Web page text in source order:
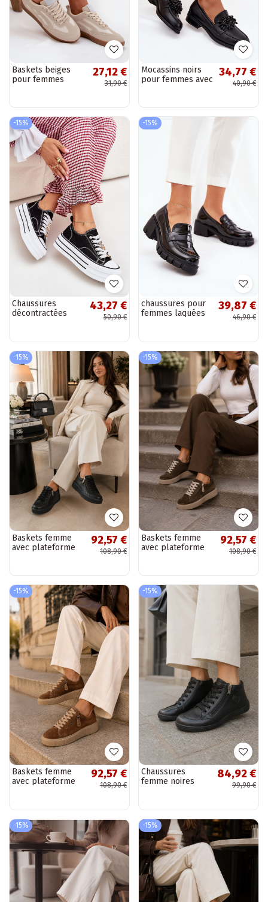
Baskets beiges
pour femmes
27,12 €
31,90 €
Mocassins noirs
pour femmes avec
34,77 €
40,90 €
-15%
Chaussures
décontractées
43,27 €
50,90 €
-15%
chaussures pour
femmes laquées
39,87 €
46,90 €
-15%
Baskets femme
avec plateforme
92,57 €
108,90 €
-15%
Baskets femme
avec plateforme
92,57 €
108,90 €
-15%
Baskets femme
avec plateforme
92,57 €
108,90 €
-15%
Chaussures
femme noires
84,92 €
99,90 €
-15% -15%